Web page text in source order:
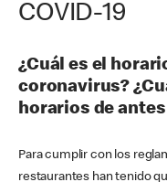
COVID-19
¿Cuál es el
coronavirus?
horarios de
Para cumplir con los
restaurantes han tenido